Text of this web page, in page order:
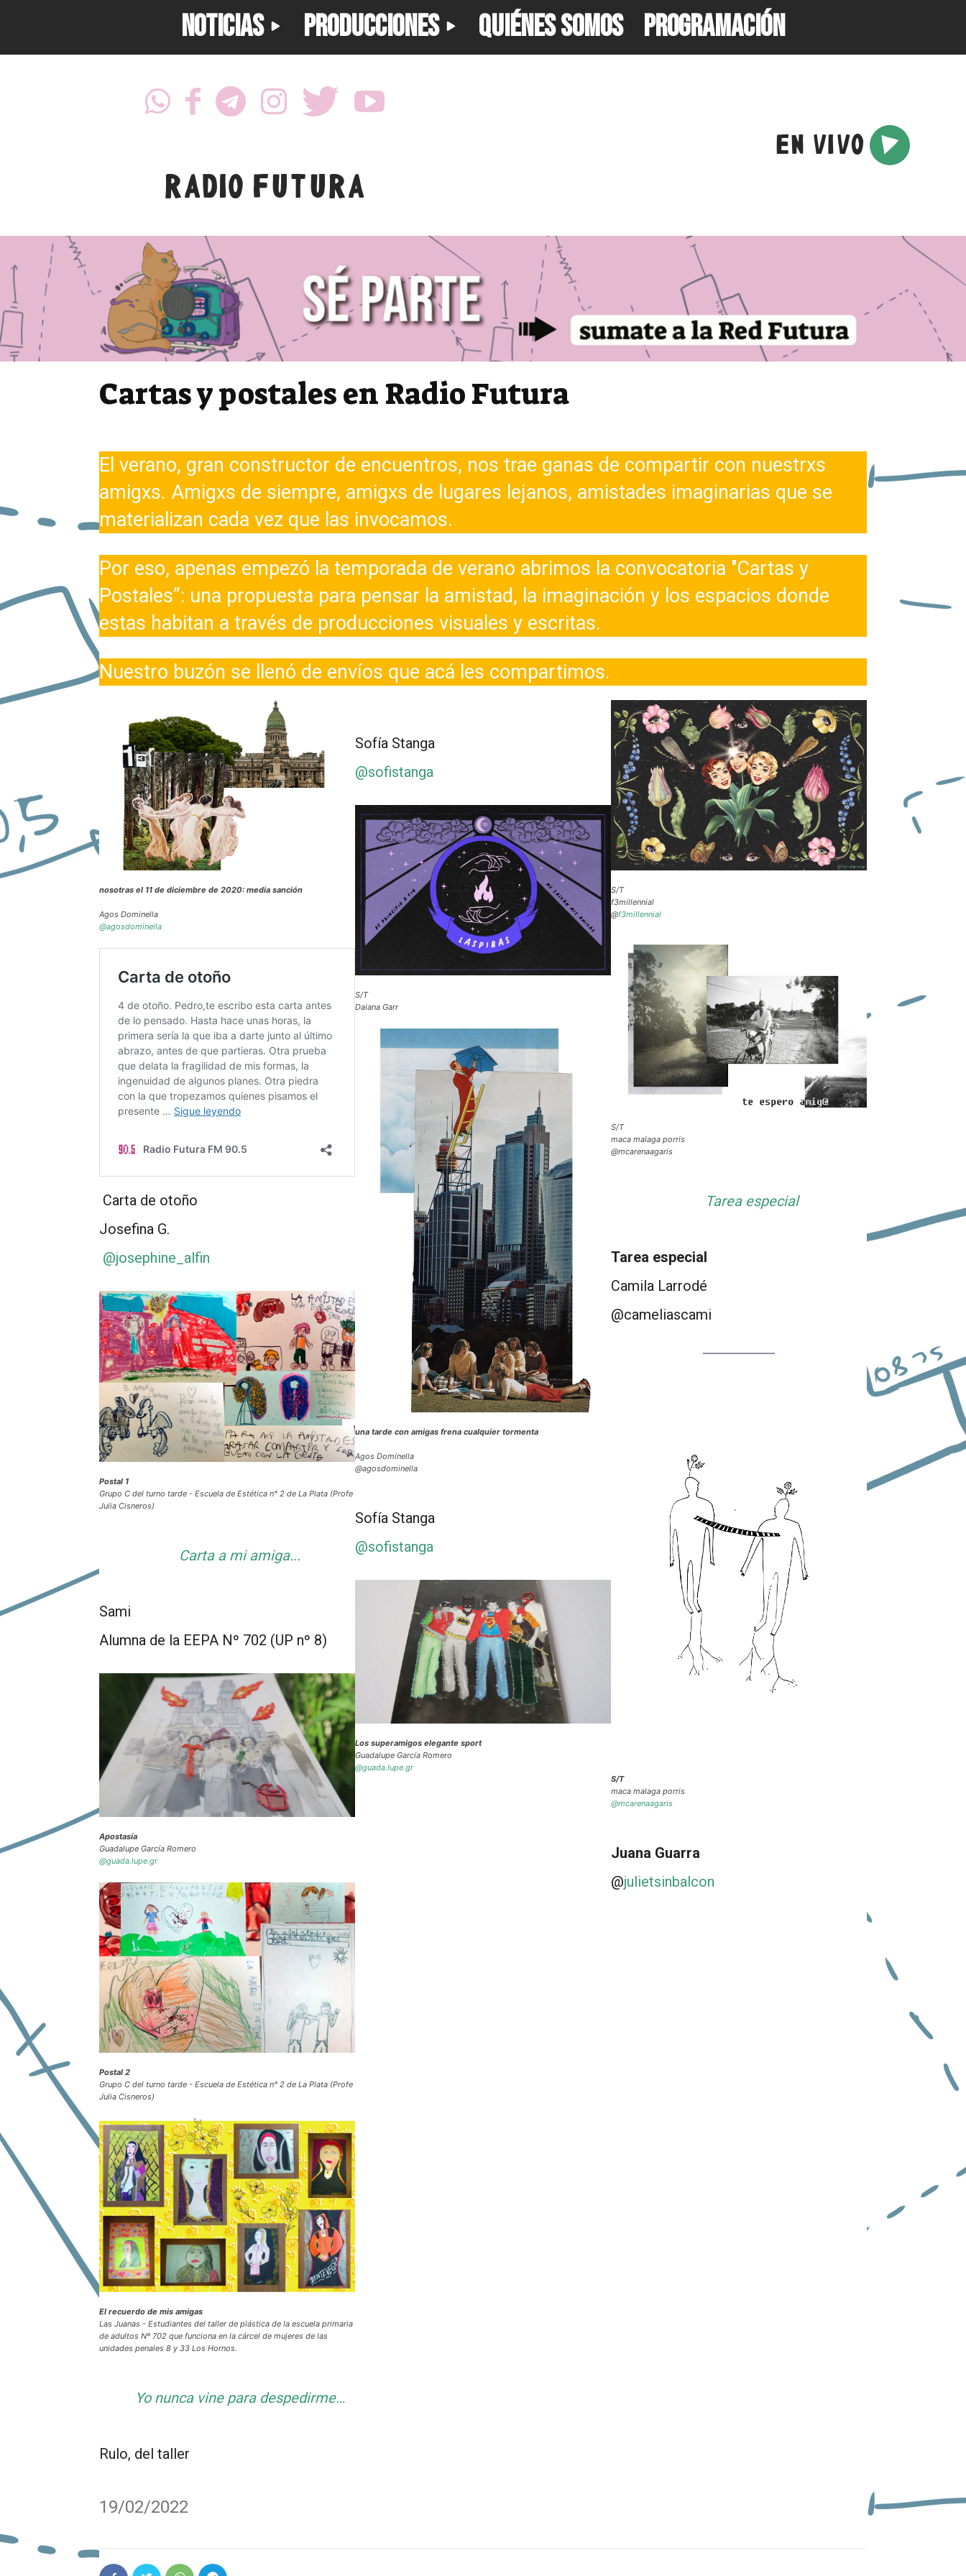
NOTICIAS PRODUCCIONES QUIÉNES SOMOS PROGRAMACIÓN
RADIO FUTURA
EN VIVO
Cartas y postales en Radio Futura
El verano, gran constructor de encuentros, nos trae ganas de compartir con nuestrxs
amigxs. Amigxs de siempre, amigxs de lugares lejanos, amistades imaginarias que se
materializan cada vez que las invocamos.
Por eso, apenas empezó la temporada de verano abrimos la convocatoria "Cartas y
Postales”: una propuesta para pensar la amistad, la imaginación y los espacios donde
estas habitan a través de producciones visuales y escritas.
Nuestro buzón se llenó de envíos que acá les compartimos.
nosotras el 11 de diciembre de 2020: media sanción
Agos Dominella
@agosdominella
Carta de otoño
Josefina G.
@josephine_alfin
Postal 1
Grupo C del turno tarde - Escuela de Estética n° 2 de La Plata (Profe
Julia Cisneros)
Carta a mi amiga...
Sami
Alumna de la EEPA Nº 702 (UP nº 8)
Apostasía
Guadalupe García Romero
@guada.lupe.gr
Postal 2
Grupo C del turno tarde - Escuela de Estética n° 2 de La Plata (Profe
Julia Cisneros)
El recuerdo de mis amigas
Las Juanas - Estudiantes del taller de plástica de la escuela primaria
de adultos Nº 702 que funciona en la cárcel de mujeres de las
unidades penales 8 y 33 Los Hornos.
Yo nunca vine para despedirme…
Rulo, del taller
Sofía Stanga
@sofistanga
S/T
Daiana Garr
una tarde con amigas frena cualquier tormenta
Agos Dominella
@agosdominella
Sofía Stanga
@sofistanga
Los superamigos elegante sport
Guadalupe García Romero
@guada.lupe.gr
S/T
f3millennial
@f3millennial
S/T
maca malaga porris
@mcarenaagaris
Tarea especial
Tarea especial
Camila Larrodé
@cameliascami
S/T
maca malaga porris
@mcarenaagaris
Juana Guarra
@julietsinbalcon
19/02/2022